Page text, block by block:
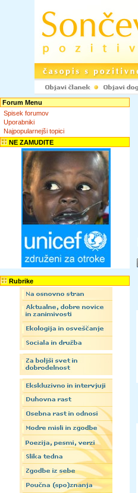
Forum Menu
Spisek forumov
Uporabniki
Najpopularnejši topici
NE ZAMUDITE
Rubrike